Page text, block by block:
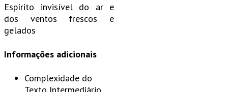
Espírito invisível do ar e
dos ventos frescos e
gelados
Informações adicionais
Complexidade do
Texto Intermediário